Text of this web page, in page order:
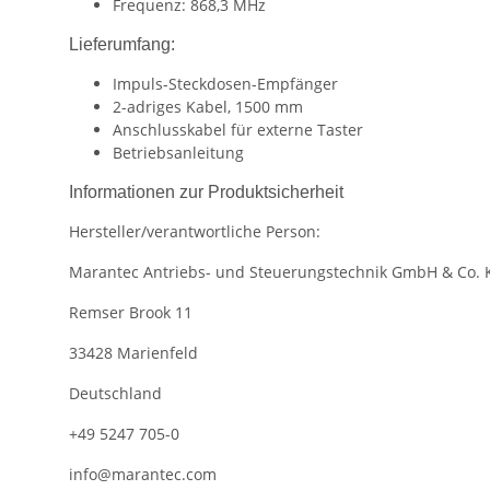
Frequenz: 868,3 MHz
Lieferumfang:
Impuls-Steckdosen-Empfänger
2-adriges Kabel, 1500 mm
Anschlusskabel für externe Taster
Betriebsanleitung
Informationen zur Produktsicherheit
Hersteller/verantwortliche Person:
Marantec Antriebs- und Steuerungstechnik GmbH & Co.
Remser Brook 11
33428 Marienfeld
Deutschland
+49 5247 705-0
info@marantec.com